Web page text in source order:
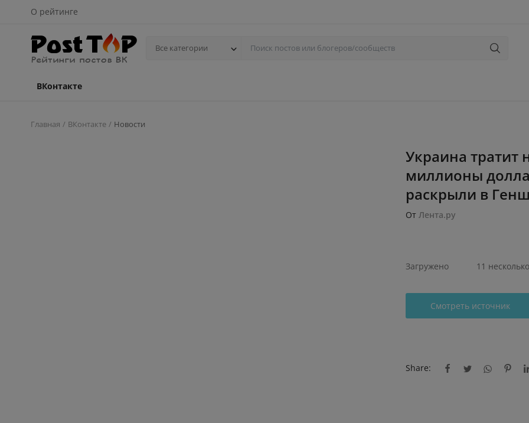
О рейтинге
Все категории
ВКонтакте
Главная ВКонтакте Новости
Украина тратит
миллионы
раскрыли в
От Лента.ру
Загружено 11
Смотреть источник
Share: